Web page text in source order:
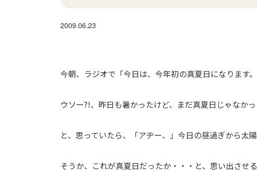
2009.06.23
今朝、ラジオで「今日は、今年初の真夏日になります
ウソー?!、昨日も暑かったけど、まだ真夏日じゃなか
と、思っていたら、「アヂー、」今日の昼過ぎから太
そうか、これが真夏日だったか・・・と、思い出させ